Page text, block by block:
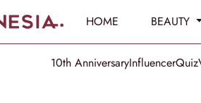
HOME BEAUTY
10th AnniversaryInfluencerQuiz